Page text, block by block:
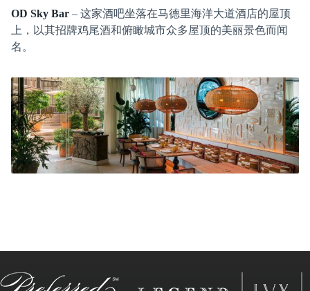
OD Sky Bar – 这家酒吧坐落在马德里海洋大道酒店的屋顶
上，以其招牌鸡尾酒和俯瞰城市众多屋顶的美丽景色而闻
名。